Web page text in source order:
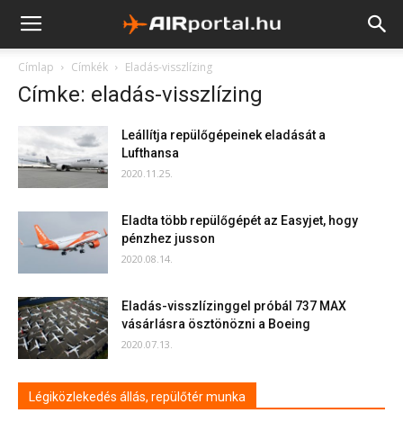
Címlap Címkék Eladás-visszlízing
Címke: eladás-visszlízing
Leállítja repülőgépeinek eladását a
Lufthansa
2020.11.25.
Eladta több repülőgépét az Easyjet, hogy
pénzhez jusson
2020.08.14.
Eladás-visszlízinggel próbál 737 MAX
vásárlásra ösztönözni a Boeing
2020.07.13.
Légiközlekedés állás, repülőtér munka